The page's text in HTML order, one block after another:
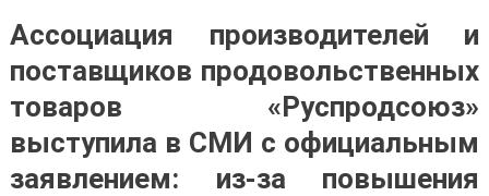
Ассоциация производителей и
поставщиков продовольственных
товаров «Руспродсоюз»
выступила в СМИ с официальным
заявлением: из-за повышения